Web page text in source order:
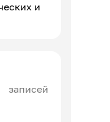
и
записей